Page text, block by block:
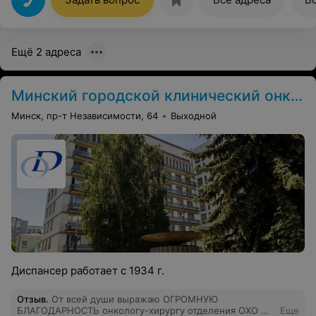
Ещё 2 адреса
Минский городской клинический онкологический центр
Минск, пр-т Независимости, 64 Выходной
Диспансер работает с 1934 г.
Отзыв. От всей души выражаю ОГРОМНУЮ
БЛАГОДАРНОСТЬ онкологу-хирургу отделения ОХО №
Еще